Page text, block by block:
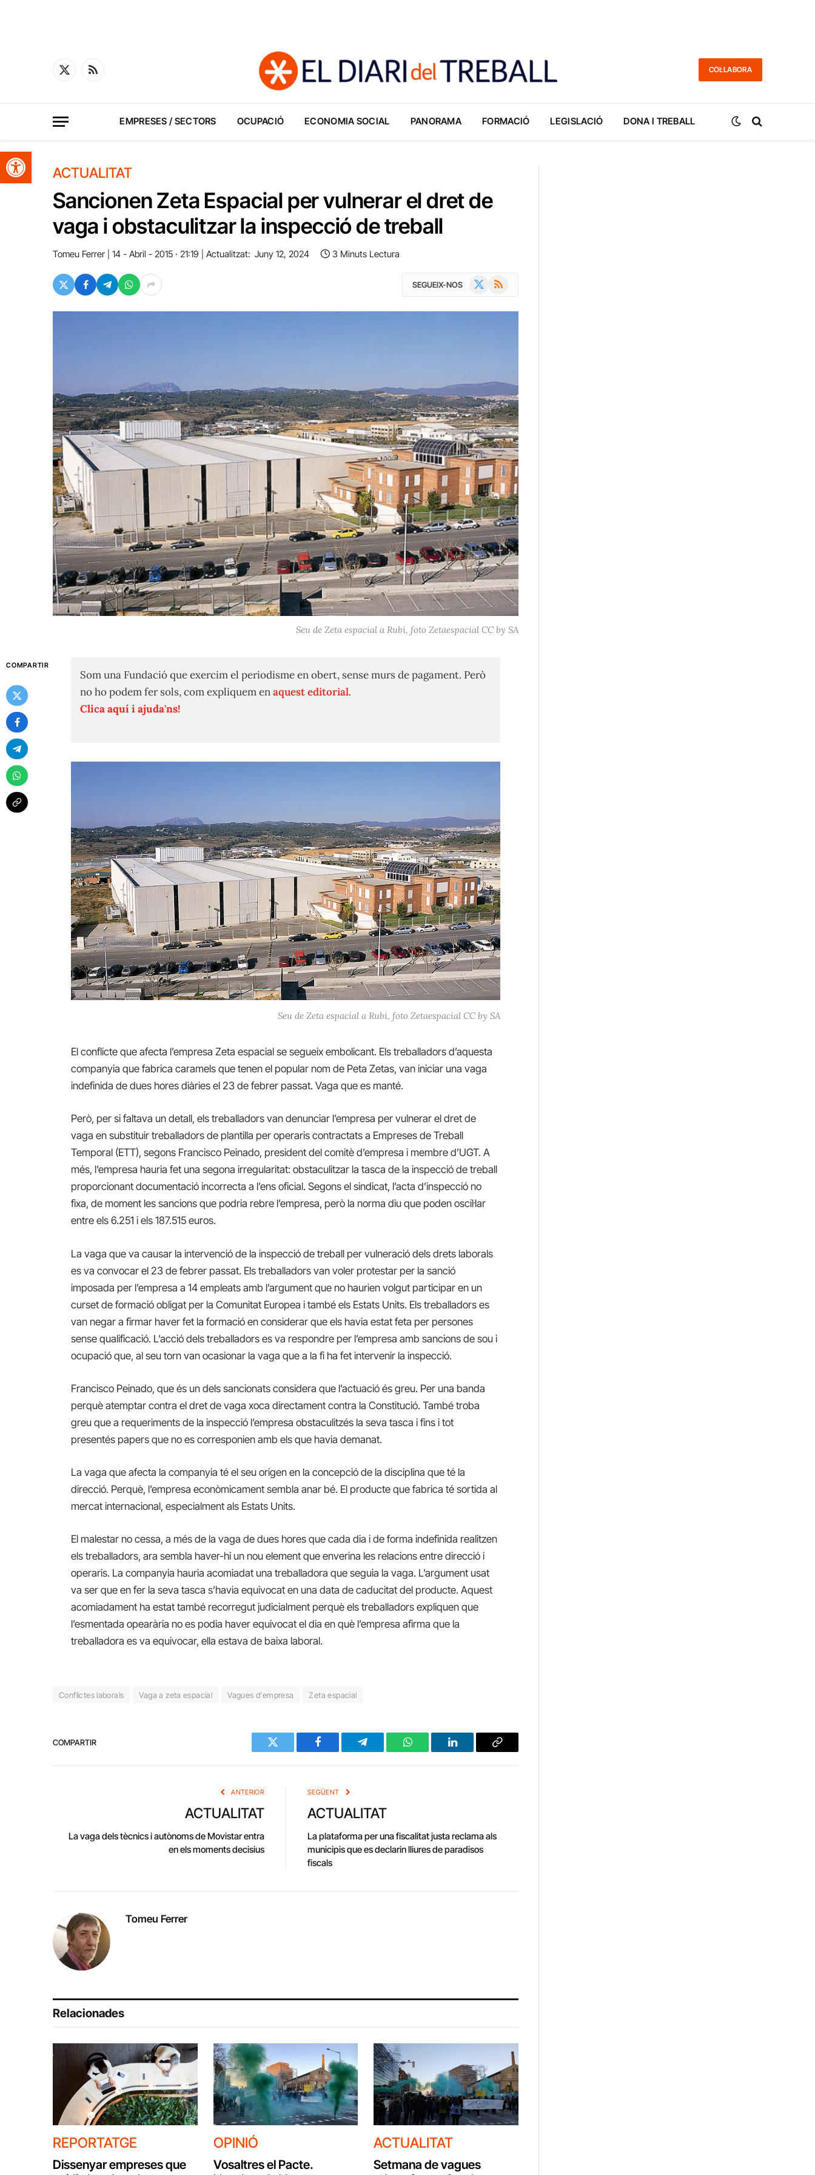
Obre la barra d'eines
X
RSS
COL·LABORA
EMPRESES / SECTORS OCUPACIÓ ECONOMIA SOCIAL PANORAMA FORMACIÓ LEGISLACIÓ DONA I TREBALL
ACTUALITAT
Sancionen Zeta Espacial per vulnerar el dret de
vaga i obstaculitzar la inspecció de treball
Tomeu Ferrer 14 - Abril - 2015 · 21:19 Actualitzat: Juny 12, 2024 3 Minuts Lectura
SEGUEIX-NOS RSS
Seu de Zeta espacial a Rubí, foto Zetaespacial CC by SA
COMPARTIR
Som una Fundació que exercim el periodisme en obert, sense murs de pagament. Però
no ho podem fer sols, com expliquem enaquest editorial.
Clica aquí i ajuda'ns!
Seu de Zeta espacial a Rubí, foto Zetaespacial CC by SA
El conflicte que afecta l’empresa Zeta espacial se segueix embolicant. Els treballadors d’aquesta
companyia que fabrica caramels que tenen el popular nom de Peta Zetas, van iniciar una vaga
indefinida de dues hores diàries el 23 de febrer passat. Vaga que es manté.
Però, per si faltava un detall, els treballadors van denunciar l’empresa per vulnerar el dret de
vaga en substituir treballadors de plantilla per operaris contractats a Empreses de Treball
Temporal (ETT), segons Francisco Peinado, president del comitè d’empresa i membre d’UGT. A
més, l’empresa hauria fet una segona irregularitat: obstaculitzar la tasca de la inspecció de treball
proporcionant documentació incorrecta a l’ens oficial. Segons el sindicat, l’acta d’inspecció no
fixa, de moment les sancions que podria rebre l’empresa, però la norma diu que poden oscil·lar
entreels 6.251 i els 187.515 euros.
La vaga que va causar la intervenció de la inspecció de treball per vulneració dels drets laborals
es va convocar el 23 de febrer passat. Els treballadors van voler protestar per la sanció
imposada per l’empresa a 14 empleats amb l’argument que no haurien volgut participar en un
curset de formació obligat per la Comunitat Europea i també els Estats Units. Els treballadors es
van negar a firmar haver fet la formacióen considerar que els havia estat feta per persones
sense qualificació. L’acció dels treballadors es va respondre per l’empresa amb sancions de sou i
ocupació que, al seu torn van ocasionar la vaga quea la fi ha fet intervenir la inspecció.
Francisco Peinado, que és un dels sancionats considera que l’actuació és greu. Per una banda
perquè atemptar contra el dret de vaga xoca directament contra la Constitució. També troba
greu que a requeriments de la inspecció l’empresa obstaculitzés la seva tasca i fins i tot
presentés papers que no es corresponien amb els que havia demanat.
La vaga que afecta la companyia té el seu origen en la concepció de la disciplina que té la
direcció. Perquè, l’empresa econòmicament sembla anar bé. El producte que fabrica té sortida al
mercat internacional, especialment als Estats Units.
El malestar no cessa, a més de la vaga de dues hores que cada dia i de forma indefinida realitzen
els treballadors,ara sembla haver-hi un nou element que enverina les relacions entre direcció i
operaris. La companyia hauria acomiadat una treballadora que seguia la vaga. L’argument usat
va ser que en fer la seva tasca s’havia equivocat en una data de caducitat del producte. Aquest
acomiadament ha estat també recorregut judicialment perquè els treballadors expliquen que
l’esmentada opearària no es podia haver equivocat el dia en què l’empresa afirma que la
treballadora es va equivocar, ella estava de baixa laboral.
Conflictes laborals Vaga a zeta espacial Vagues d'empresa Zeta espacial
COMPARTIR
Twitter Facebook Telegram WhatsAppLinkedIn Copy
ANTERIOR
ACTUALITAT
La vaga dels tècnics i autònoms de Movistar entra
en els moments decisius
SEGÜENT
ACTUALITAT
La plataforma per una fiscalitat justa reclama als
municipis que es declarin lliures de paradisos
fiscals
Tomeu Ferrer
Relacionades
REPORTATGE
Dissenyar empreses que
OPINIÓ
Vosaltres el Pacte.
ACTUALITAT
Setmana de vagues